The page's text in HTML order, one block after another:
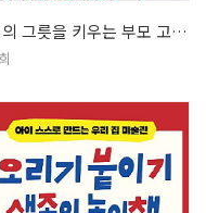
아이의 그릇을 키우는 부모 고전 수업